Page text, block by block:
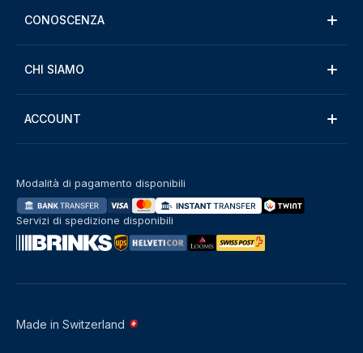
CONOSCENZA
CHI SIAMO
ACCOUNT
Made in Switzerland
Modalità di pagamento disponibili
Servizi di spedizione disponibili